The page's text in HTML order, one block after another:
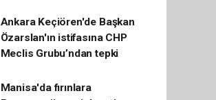
Ankara Keçiören'de Başkan
Özarslan'ın istifasına CHP
Meclis Grubu’ndan tepki
Manisa'da fırınlara